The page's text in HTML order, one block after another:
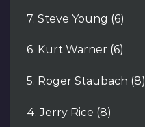
7. Steve Young (6)
6. Kurt Warner (6)
5. Roger Staubach (8)
4. Jerry Rice (8)